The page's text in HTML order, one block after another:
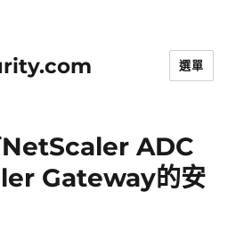
選單
ADC
Gateway的安